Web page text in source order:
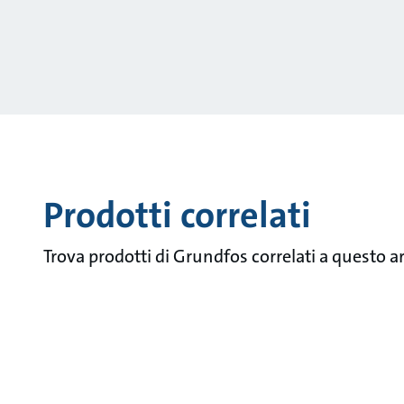
Prodotti correlati
Trova prodotti di Grundfos correlati a questo